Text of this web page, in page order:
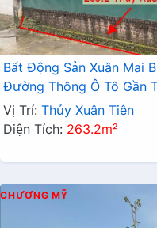
Bất Động Sản Xuân Mai
Đường Thông Ô Tô Gần
Vị Trí: Thủy Xuân Tiên
Diện Tích: 263.2m²
CHƯƠNG MỸ